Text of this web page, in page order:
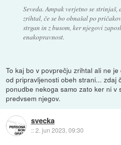
Seveda. Ampak verjetno se strinjaš,
zrihtal, če se bo obnašal po
strgan in z busom, ker njegovi
enakopravnost.
To kaj bo v povprečju zrihtal ali ne
od pripravljenosti obeh strani... zdaj
ponudbe nekoga samo zato ker ni v
predvsem njegov.
svecka
::2. jun 2023, 09:30